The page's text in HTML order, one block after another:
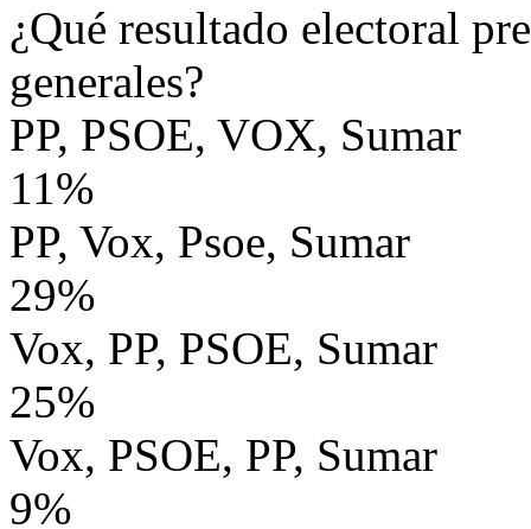
¿Qué resultado electoral
generales?
PP, PSOE, VOX, Sumar
11%
PP, Vox, Psoe, Sumar
29%
Vox, PP, PSOE, Sumar
25%
Vox, PSOE, PP, Sumar
9%